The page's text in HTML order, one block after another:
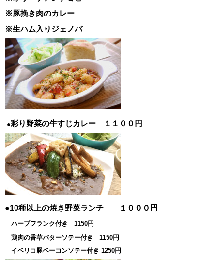
※豚挽き肉のカレー
※生ハム入りジェノバ
●彩り野菜の牛すじカレー １１００円
●10種以上の焼き野菜ランチ １０００円
ハーブフランク付き 1150円
鶏肉の香草バターソテー付き 1150円
イベリコ豚ベーコンソテー付き 1250円